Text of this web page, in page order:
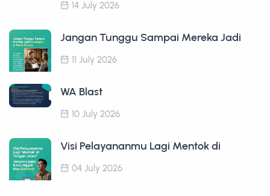
14 July 2026
Jangan Tunggu Sampai Mereka Jadi
11 July 2026
WA Blast
10 July 2026
Visi Pelayananmu Lagi Mentok di
04 July 2026